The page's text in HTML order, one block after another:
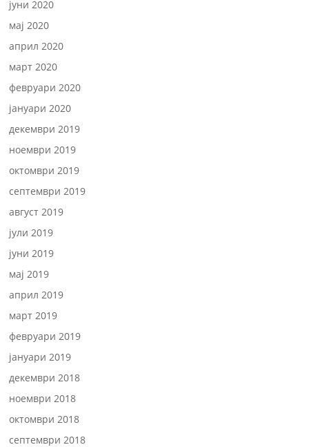
јуни 2020
мај 2020
април 2020
март 2020
февруари 2020
јануари 2020
декември 2019
ноември 2019
октомври 2019
септември 2019
август 2019
јули 2019
јуни 2019
мај 2019
април 2019
март 2019
февруари 2019
јануари 2019
декември 2018
ноември 2018
октомври 2018
септември 2018